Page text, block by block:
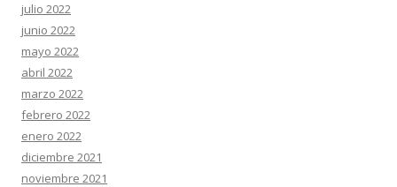
julio 2022
junio 2022
mayo 2022
abril 2022
marzo 2022
febrero 2022
enero 2022
diciembre 2021
noviembre 2021